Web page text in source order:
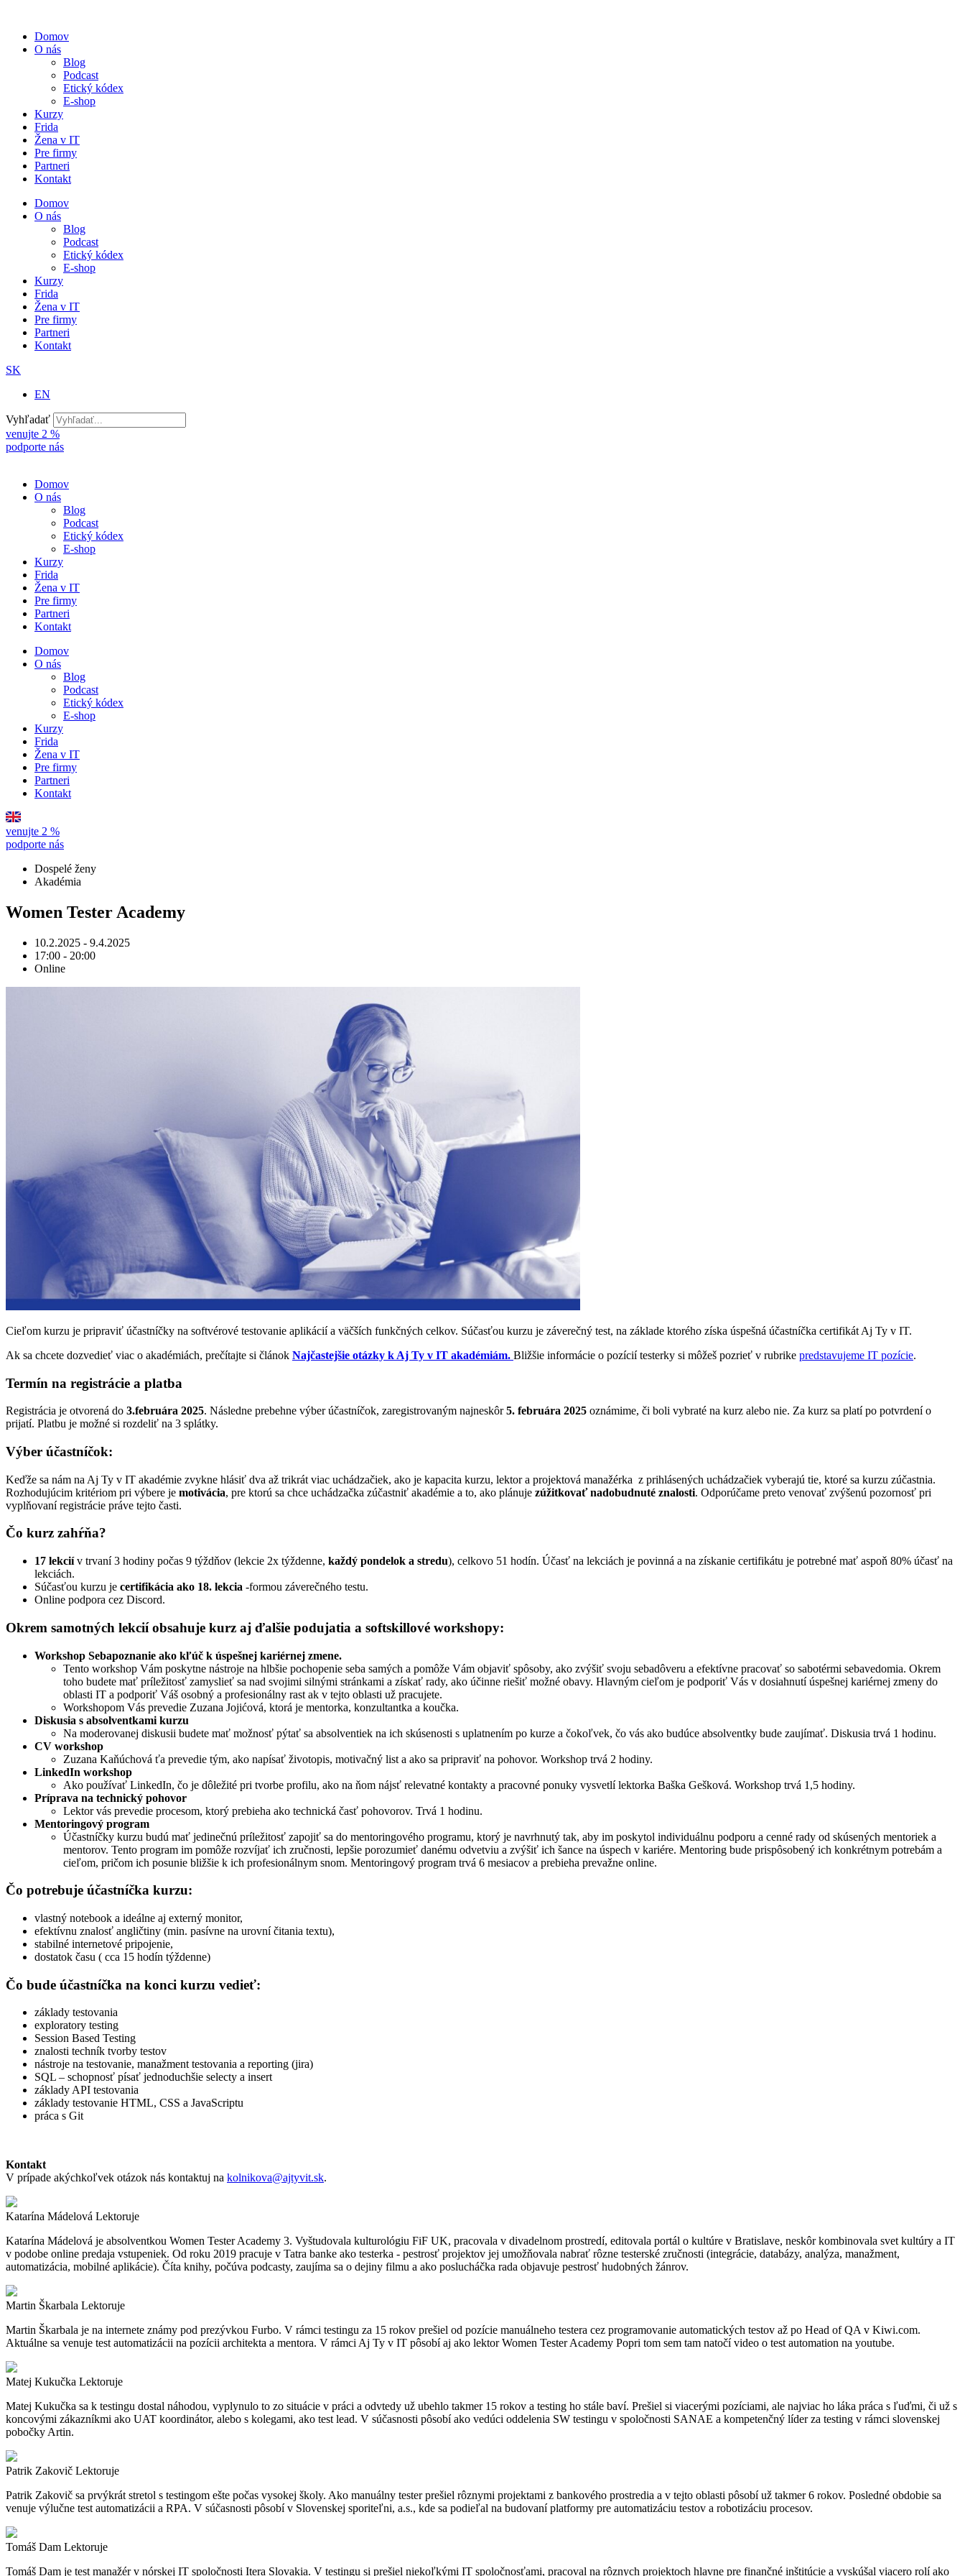
obsah
Domov
O nás
Blog
Podcast
Etický kódex
E-shop
Kurzy
Frida
Žena v IT
Pre firmy
Partneri
Kontakt
Domov
O nás
Blog
Podcast
Etický kódex
E-shop
Kurzy
Frida
Žena v IT
Pre firmy
Partneri
Kontakt
SK
EN
Vyhľadať
venujte 2 %
podporte nás
Domov
O nás
Blog
Podcast
Etický kódex
E-shop
Kurzy
Frida
Žena v IT
Pre firmy
Partneri
Kontakt
Domov
O nás
Blog
Podcast
Etický kódex
E-shop
Kurzy
Frida
Žena v IT
Pre firmy
Partneri
Kontakt
venujte 2 %
podporte nás
Dospelé ženy
Akadémia
Women Tester Academy
10.2.2025 - 9.4.2025
17:00 - 20:00
Online
Cieľom kurzu je pripraviť účastníčky na softvérové testovanie aplikácií a väčších funkčných celkov. Súčasťou kurzu je záverečný test, na základe ktorého získa úspešná účastníčka certifikát Aj Ty v IT.
Ak sa chcete dozvedieť viac o akadémiách, prečítajte si článok Najčastejšie otázky k Aj Ty v IT akadémiám. Bližšie informácie o pozícií testerky si môžeš pozrieť v rubrike predstavujeme IT pozície.
Termín na registrácie a platba
Registrácia je otvorená do 3.februára 2025. Následne prebehne výber účastníčok, zaregistrovaným najneskôr5. februára 2025 oznámime, či boli vybraté na kurz alebo nie. Za kurz sa platí po potvrdení o
prijatí. Platbu je možné si rozdeliť na 3 splátky.
Výber účastníčok:
Keďže sa nám na Aj Ty v IT akadémie zvykne hlásiť dva až trikrát viac uchádzačiek, ako je kapacita kurzu, lektor a projektová manažérka z prihlásených uchádzačiek vyberajú tie, ktoré sa kurzu zúčastnia.
Rozhodujúcim kritériom pri výbere je motivácia, pre ktorú sa chce uchádzačka zúčastniť akadémie a to, ako plánuje zúžitkovať nadobudnuté znalosti. Odporúčame preto venovať zvýšenú pozornosť pri
vyplňovaní registrácie práve tejto časti.
Čo kurz zahŕňa?
17 lekciív trvaní 3 hodiny počas 9 týždňov (lekcie 2x týždenne, každý pondelok a stredu), celkovo 51 hodín. Účasť na lekciách je povinná a na získanie certifikátu je potrebné mať aspoň 80% účasť na
lekciách.
Súčasťou kurzu je certifikácia ako 18. lekcia -formou záverečného testu.
Online podpora cez Discord.
Okrem samotných lekcií obsahuje kurz aj ďalšie podujatia a softskillové workshopy:
Workshop Sebapoznanie ako kľúč k úspešnej kariérnej zmene.
Tento workshop Vám poskytne nástroje na hlbšie pochopenie seba samých a pomôže Vám objaviť spôsoby, ako zvýšiť svoju sebadôveru a efektívne pracovať so sabotérmi sebavedomia. Okrem
toho budete mať príležitosť zamyslieť sa nad svojimi silnými stránkami a získať rady, ako účinne riešiť možné obavy. Hlavným cieľom je podporiť Vás v dosiahnutí úspešnej kariérnej zmeny do
oblasti IT a podporiť Váš osobný a profesionálny rast ak v tejto oblasti už pracujete.
Workshopom Vás prevedie Zuzana Jojićová, ktorá je mentorka, konzultantka a koučka.
Diskusia s absolventkami kurzu
Na moderovanej diskusii budete mať možnosť pýtať sa absolventiek na ich skúsenosti s uplatnením po kurze a čokoľvek, čo vás ako budúce absolventky bude zaujímať. Diskusia trvá 1 hodinu.
CV workshop
Zuzana Kaňúchová ťa prevedie tým, ako napísať životopis, motivačný list a ako sa pripraviť na pohovor. Workshop trvá 2 hodiny.
LinkedIn workshop
Ako používať LinkedIn, čo je dôležité pri tvorbe profilu, ako na ňom nájsť relevatné kontakty a pracovné ponuky vysvetlí lektorka Baška Gešková. Workshop trvá 1,5 hodiny.
Príprava na technický pohovor
Lektor vás prevedie procesom, ktorý prebieha ako technická časť pohovorov. Trvá 1 hodinu.
Mentoringový program
Účastníčky kurzu budú mať jedinečnú príležitosť zapojiť sa do mentoringového programu, ktorý je navrhnutý tak, aby im poskytol individuálnu podporu a cenné rady od skúsených mentoriek a
mentorov. Tento program im pomôže rozvíjať ich zručnosti, lepšie porozumieť danému odvetviu a zvýšiť ich šance na úspech v kariére. Mentoring bude prispôsobený ich konkrétnym potrebám a
cieľom, pričom ich posunie bližšie k ich profesionálnym snom. Mentoringový program trvá 6 mesiacov a prebieha prevažne online.
Čo potrebuje účastníčka kurzu:
vlastný notebook a ideálne aj externý monitor,
efektívnu znalosť angličtiny (min. pasívne na urovní čitania textu),
stabilné internetové pripojenie,
dostatok času ( cca 15 hodín týždenne)
Čo bude účastníčka na konci kurzu vedieť:
základy testovania
exploratory testing
Session Based Testing
znalosti techník tvorby testov
nástroje na testovanie, manažment testovania a reporting (jira)
SQL – schopnosť písať jednoduchšie selecty a insert
základy API testovania
základy testovanie HTML, CSS a JavaScriptu
práca s Git
Kontakt
V prípade akýchkoľvek otázok nás kontaktuj na kolnikova@ajtyvit.sk.
Katarína Mádelová Lektoruje
Katarína Mádelová je absolventkou Women Tester Academy 3. Vyštudovala kulturológiu FiF UK, pracovala v divadelnom prostredí, editovala portál o kultúre v Bratislave, neskôr kombinovala svet kultúry a IT
v podobe online predaja vstupeniek. Od roku 2019 pracuje v Tatra banke ako testerka - pestrosť projektov jej umožňovala nabrať rôzne testerské zručnosti (integrácie, databázy, analýza, manažment,
automatizácia, mobilné aplikácie). Číta knihy, počúva podcasty, zaujíma sa o dejiny filmu a ako poslucháčka rada objavuje pestrosť hudobných žánrov.
Martin Škarbala Lektoruje
Martin Škarbala je na internete známy pod prezývkou Furbo. V rámci testingu za 15 rokov prešiel od pozície manuálneho testera cez programovanie automatických testov až po Head of QA v Kiwi.com.
Aktuálne sa venuje test automatizácii na pozícii architekta a mentora. V rámci Aj Ty v IT pôsobí aj ako lektor Women Tester Academy Popri tom sem tam natočí video o test automation na youtube.
Matej Kukučka Lektoruje
Matej Kukučka sa k testingu dostal náhodou, vyplynulo to zo situácie v práci a odvtedy už ubehlo takmer 15 rokov a testing ho stále baví. Prešiel si viacerými pozíciami, ale najviac ho láka práca s ľuďmi, či už s
koncovými zákazníkmi ako UAT koordinátor, alebo s kolegami, ako test lead. V súčasnosti pôsobí ako vedúci oddelenia SW testingu v spoločnosti SANAE a kompetenčný líder za testing v rámci slovenskej
pobočky Artin.
Patrik Zakovič Lektoruje
Patrik Zakovič sa prvýkrát stretol s testingom ešte počas vysokej školy. Ako manuálny tester prešiel rôznymi projektami z bankového prostredia a v tejto oblasti pôsobí už takmer 6 rokov. Posledné obdobie sa
venuje výlučne test automatizácii a RPA. V súčasnosti pôsobí v Slovenskej sporiteľni, a.s., kde sa podieľal na budovaní platformy pre automatizáciu testov a robotizáciu procesov.
Tomáš Dam Lektoruje
Tomáš Dam je test manažér v nórskej IT spoločnosti Itera Slovakia. V testingu si prešiel niekoľkými IT spoločnosťami, pracoval na rôznych projektoch hlavne pre finančné inštitúcie a vyskúšal viacero rolí ako